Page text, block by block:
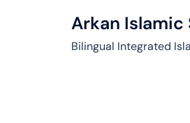
Arkan Islamic
Bilingual Integrated